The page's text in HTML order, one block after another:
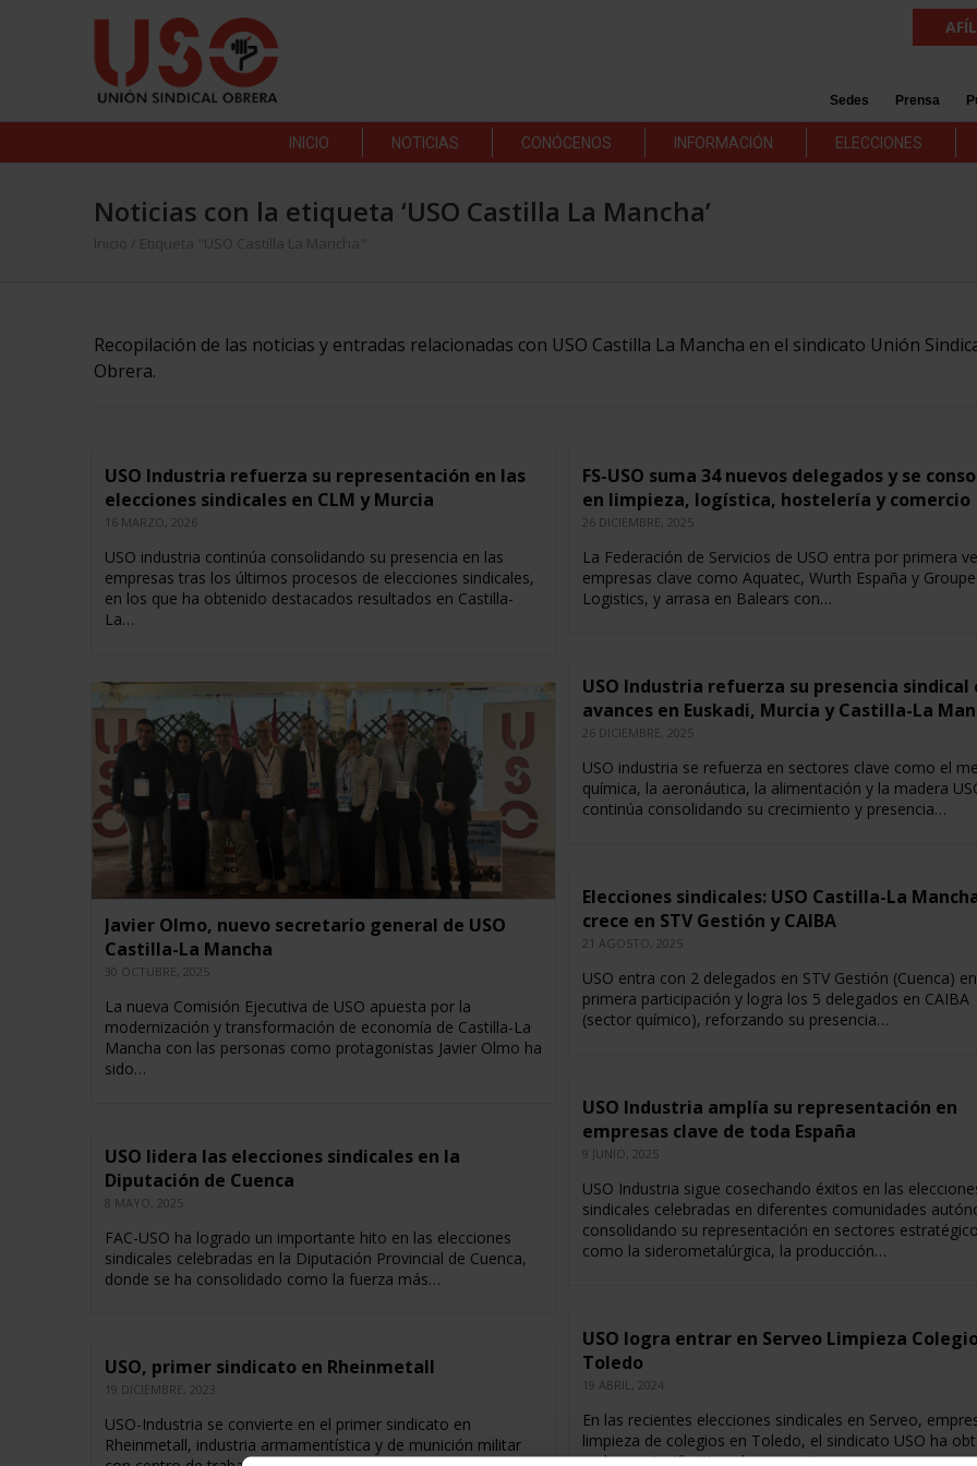
Sedes Prensa
INICIO NOTICIAS CONÓCENOS INFORMACIÓN ELECCIONES
Noticias con la etiqueta ‘USO Castilla La Mancha’
Inicio Etiqueta "USO Castilla La Mancha"
Recopilación de las noticias y entradas relacionadas con USO Castilla La Mancha en el sindicato Unión
Obrera.
USO Industria refuerza su representación en las
elecciones sindicales en CLM y Murcia
16 MARZO, 2026
USO industria continúa consolidando su presencia en las
empresas tras los últimos procesos de elecciones sindicales,
en los que ha obtenido destacados resultados en Castilla-
La…
FS-USO suma 34 nuevos delegados y se
en limpieza, logística, hostelería y comercio
26 DICIEMBRE, 2025
La Federación de Servicios de USO entra por primera
empresas clave como Aquatec, Wurth España y Groupe
Logistics, y arrasa en Balears con…
USO Industria refuerza su presencia sindical
avances en Euskadi, Murcia y Castilla-La
26 DICIEMBRE, 2025
USO industria se refuerza en sectores clave como el
química, la aeronáutica, la alimentación y la madera
continúa consolidando su crecimiento y presencia…
Javier Olmo, nuevo secretario general de USO
Castilla-La Mancha
30 OCTUBRE, 2025
La nueva Comisión Ejecutiva de USO apuesta por la
modernización y transformación de economía de Castilla-La
Mancha con las personas como protagonistas Javier Olmo ha
sido…
Elecciones sindicales: USO Castilla-La
crece en STV Gestión y CAIBA
21 AGOSTO, 2025
USO entra con 2 delegados en STV Gestión (Cuenca)
primera participación y logra los 5 delegados en CAIBA
(sector químico), reforzando su presencia…
USO Industria amplía su representación en
empresas clave de toda España
9 JUNIO, 2025
USO Industria sigue cosechando éxitos en las
sindicales celebradas en diferentes comunidades
consolidando su representación en sectores
como la siderometalúrgica, la producción…
USO lidera las elecciones sindicales en la
Diputación de Cuenca
8 MAYO, 2025
FAC-USO ha logrado un importante hito en las elecciones
sindicales celebradas en la Diputación Provincial de Cuenca,
donde se ha consolidado como la fuerza más…
USO logra entrar en Serveo Limpieza
Toledo
19 ABRIL, 2024
En las recientes elecciones sindicales en Serveo,
limpieza de colegios en Toledo, el sindicato USO ha
un logro significativo al conseguir, por…
USO, primer sindicato en Rheinmetall
19 DICIEMBRE, 2023
USO-Industria se convierte en el primer sindicato en
Rheinmetall, industria armamentística y de munición militar